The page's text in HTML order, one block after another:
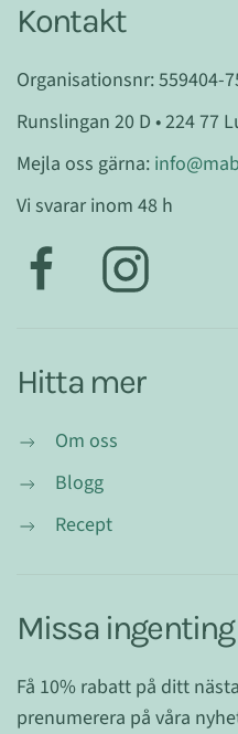
Kontakt
Organisationsnr: 559404-
Runslingan 20 D • 224 77
Mejla oss gärna:
Vi svarar inom 48 h
Hitta mer
Om oss
Blogg
Recept
Missa
Få 10% rabatt på ditt
prenumerera på våra